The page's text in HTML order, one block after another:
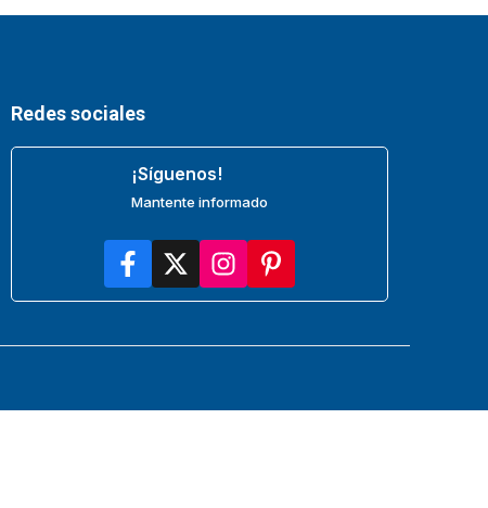
Redes sociales
¡Síguenos!
Mantente informado